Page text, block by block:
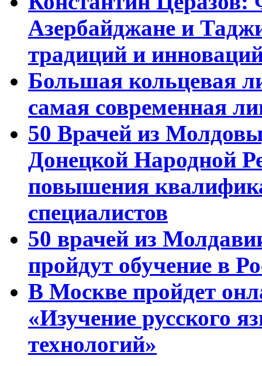
Азербайджане и
традиций и
Большая кольцевая
самая современная
50 Врачей из
Донецкой Народной
повышения
специалистов
50 врачей из
пройдут обучение в
В Москве пройдет
«Изучение русского
технологий»